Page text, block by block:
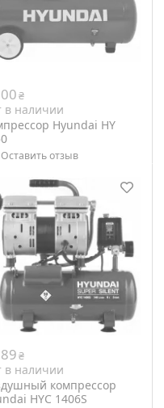
₴
в наличии
Hyundai HY
Оставить отзыв
компрессора:
двигателя: 2 кВт
мощность: 2,5 л.с.
ресивера: 50 л
24 кг
₴
в наличии
компрессор
HYC 1406S